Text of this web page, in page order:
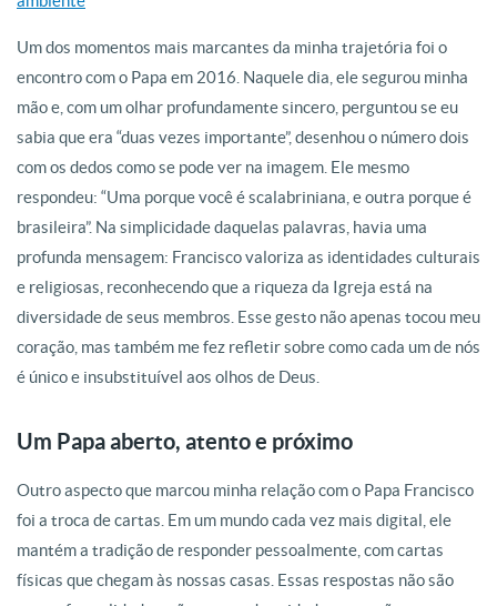
Um dos momentos mais marcantes da minha trajetória foi o
encontro com o Papa em 2016. Naquele dia, ele segurou minha
mão e, com um olhar profundamente sincero, perguntou se eu
sabia que era “duas vezes importante”, desenhou o número dois
com os dedos como se pode ver na imagem. Ele mesmo
respondeu: “Uma porque você é scalabriniana, e outra porque é
brasileira”. Na simplicidade daquelas palavras, havia uma
profunda mensagem: Francisco valoriza as identidades culturais
e religiosas, reconhecendo que a riqueza da Igreja está na
diversidade de seus membros. Esse gesto não apenas tocou meu
coração, mas também me fez refletir sobre como cada um de nós
é único e insubstituível aos olhos de Deus.
Um Papa aberto, atento e próximo
Outro aspecto que marcou minha relação com o Papa Francisco
foi a troca de cartas. Em um mundo cada vez mais digital, ele
mantém a tradição de responder pessoalmente, com cartas
físicas que chegam às nossas casas. Essas respostas não são